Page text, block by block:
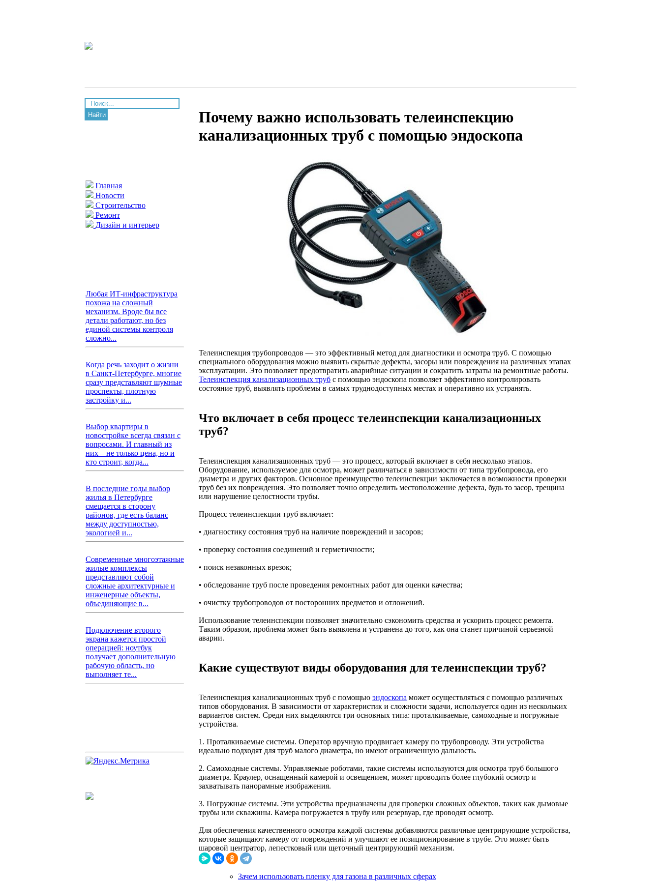
Найти
Главная
Новости
Строительство
Ремонт
Дизайн и интерьер
Любая ИТ-инфраструктура
похожа на сложный
механизм. Вроде бы все
детали работают, но без
единой системы контроля
сложно...
Когда речь заходит о жизни
в Санкт-Петербурге, многие
сразу представляют шумные
проспекты, плотную
застройку и...
Выбор квартиры в
новостройке всегда связан с
вопросами. И главный из
них – не только цена, но и
кто строит, когда...
В последние годы выбор
жилья в Петербурге
смещается в сторону
районов, где есть баланс
между доступностью,
экологией и...
Современные многоэтажные
жилые комплексы
представляют собой
сложные архитектурные и
инженерные объекты,
объединяющие в...
Подключение второго
экрана кажется простой
операцией: ноутбук
получает дополнительную
рабочую область, но
выполняет те...
Почему важно использовать телеинспекцию
канализационных труб с помощью эндоскопа
Телеинспекция трубопроводов — это эффективный метод для диагностики и осмотра труб. С помощью
специального оборудования можно выявить скрытые дефекты, засоры или повреждения на различных этапах
эксплуатации. Это позволяет предотвратить аварийные ситуации и сократить затраты на ремонтные работы.
Телеинспекция канализационных труб с помощью эндоскопа позволяет эффективно контролировать
состояние труб, выявлять проблемы в самых труднодоступных местах и оперативно их устранять.
Что включает в себя процесс телеинспекции канализационных
труб?
Телеинспекция канализационных труб — это процесс, который включает в себя несколько этапов.
Оборудование, используемое для осмотра, может различаться в зависимости от типа трубопровода, его
диаметра и других факторов. Основное преимущество телеинспекции заключается в возможности проверки
труб без их повреждения. Это позволяет точно определить местоположение дефекта, будь то засор, трещина
или нарушение целостности трубы.
Процесс телеинспекции труб включает:
• диагностику состояния труб на наличие повреждений и засоров;
• проверку состояния соединений и герметичности;
• поиск незаконных врезок;
• обследование труб после проведения ремонтных работ для оценки качества;
• очистку трубопроводов от посторонних предметов и отложений.
Использование телеинспекции позволяет значительно сэкономить средства и ускорить процесс ремонта.
Таким образом, проблема может быть выявлена и устранена до того, как она станет причиной серьезной
аварии.
Какие существуют виды оборудования для телеинспекции труб?
Телеинспекция канализационных труб с помощью эндоскопа может осуществляться с помощью различных
типов оборудования. В зависимости от характеристик и сложности задачи, используется один из нескольких
вариантов систем. Среди них выделяются три основных типа: проталкиваемые, самоходные и погружные
устройства.
1. Проталкиваемые системы. Оператор вручную продвигает камеру по трубопроводу. Эти устройства
идеально подходят для труб малого диаметра, но имеют ограниченную дальность.
2. Самоходные системы. Управляемые роботами, такие системы используются для осмотра труб большого
диаметра. Краулер, оснащенный камерой и освещением, может проводить более глубокий осмотр и
захватывать панорамные изображения.
3. Погружные системы. Эти устройства предназначены для проверки сложных объектов, таких как дымовые
трубы или скважины. Камера погружается в трубу или резервуар, где проводят осмотр.
Для обеспечения качественного осмотра каждой системы добавляются различные центрирующие устройства,
которые защищают камеру от повреждений и улучшают ее позиционирование в трубе. Это может быть
шаровой центратор, лепестковый или щеточный центрирующий механизм.
Зачем использовать пленку для газона в различных сферах